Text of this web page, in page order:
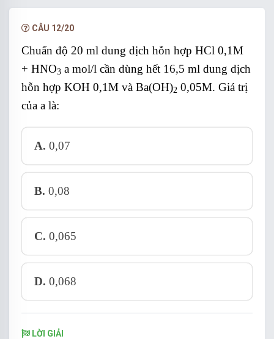
CÂU 12/20
Chuẩn độ 20 ml dung dịch hỗn hợp HCl 0,1M
+ HNO3 a mol/l cần dùng hết 16,5 ml dung dịch
hỗn hợp KOH 0,1M và Ba(OH)2 0,05M. Giá trị
của a là:
A. 0,07
B. 0,08
C. 0,065
D. 0,068
LỜI GIẢI